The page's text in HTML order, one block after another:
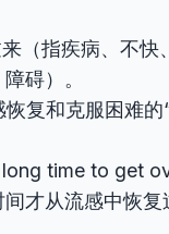
（指疾病、不快
碍）。
恢复和克服困难的
time to get
才从流感中恢复